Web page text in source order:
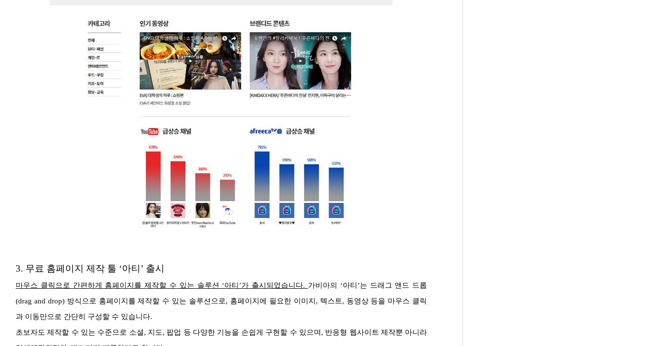
3. 무료 홈페이지 제작 툴 ‘아티’ 출시
마우스 클릭으로 간편하게 홈페이지를 제작할 수 있는 솔루션 ‘아티’가 출시되었습니다. 가비아의 ‘아티’는 드래그 앤드 드롭
(drag and drop) 방식으로 홈페이지를 제작할 수 있는 솔루션으로, 홈페이지에 필요한 이미지, 텍스트, 동영상 등을 마우스 클릭
과 이동만으로 간단히 구성할 수 있습니다.
초보자도 제작할 수 있는 수준으로 소셜, 지도, 팝업 등 다양한 기능을 손쉽게 구현할 수 있으며, 반응형 웹사이트 제작뿐 아니라